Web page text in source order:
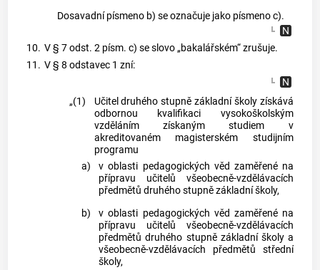
Dosavadní písmeno b) se označuje jako písmeno c).
10. V § 7 odst. 2 písm. c) se slovo „bakalářském“ zrušuje.
11. V § 8 odstavec 1 zní:
„(1)
Učitel druhého stupně základní školy získává
odbornou kvalifikaci vysokoškolským
vzděláním získaným studiem v
akreditovaném magisterském studijním
programu
a)
v oblasti pedagogických věd zaměřené na
přípravu učitelů všeobecně-vzdělávacích
předmětů druhého stupně základní školy,
b)
v oblasti pedagogických věd zaměřené na
přípravu učitelů všeobecně-vzdělávacích
předmětů druhého stupně základní školy a
všeobecně-vzdělávacích předmětů střední
školy,